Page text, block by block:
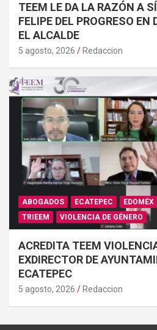
TEEM LE DA LA RAZÓN A
FELIPE DEL PROGRESO
EL ALCALDE
5 agosto, 2026 Redaccion
ABOGADOS ECATEPEC EDOMÉX
TRIEEM
VIOLENCIA DE GÉNERO
ACREDITA TEEM
EXDIRECTOR DE
ECATEPEC
5 agosto, 2026 Redaccion